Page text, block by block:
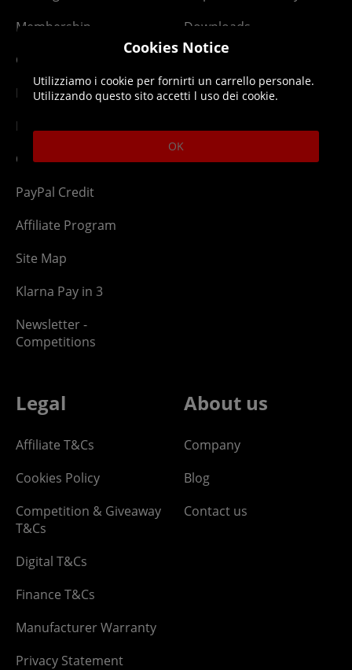
Membership
Gift Cards
Newsletter
Network Abuse
Ordering
PayPal Credit
Affiliate Program
Site Map
Klarna Pay in 3
Newsletter -
Competitions
Downloads
Parcel Tracking
Returns Policy
Legal
Affiliate T&Cs
Cookies Policy
Competition & Giveaway
T&Cs
Digital T&Cs
Finance T&Cs
Manufacturer Warranty
Privacy Statement
About us
Company
Blog
Contact us
Cookies Notice
Utilizziamo i cookie per fornirti un carrello personale.
Utilizzando questo sito accetti l uso dei cookie.
OK